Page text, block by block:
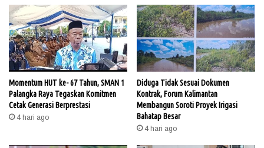
Momentum HUT ke- 67 Tahun, SMAN 1
Palangka Raya Tegaskan Komitmen
Cetak Generasi Berprestasi
4 hari ago
Diduga Tidak Sesuai Dokumen
Kontrak, Forum Kalimantan
Membangun Soroti Proyek Irigasi
Bahatap Besar
4 hari ago